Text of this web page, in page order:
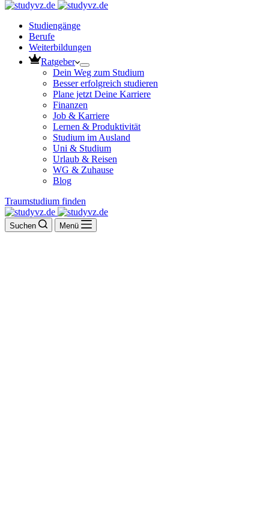
Studiengänge
Berufe
Weiterbildungen
Ratgeber
Dein Weg zum Studium
Besser erfolgreich studieren
Plane jetzt Deine Karriere
Finanzen
Job & Karriere
Lernen & Produktivität
Studium im Ausland
Uni & Studium
Urlaub & Reisen
WG & Zuhause
Blog
Traumstudium finden
Suchen Menü